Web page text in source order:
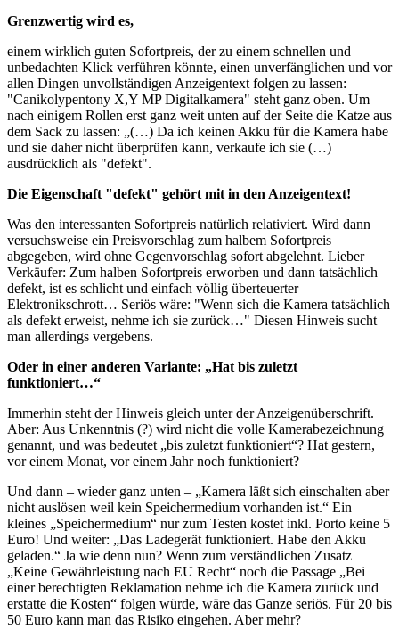
Grenzwertig wird es,
einem wirklich guten Sofortpreis, der zu einem schnellen und
unbedachten Klick verführen könnte, einen unverfänglichen und vor
allen Dingen unvollständigen Anzeigentext folgen zu lassen:
"Canikolypentony X,Y MP Digitalkamera" steht ganz oben. Um
nach einigem Rollen erst ganz weit unten auf der Seite die Katze aus
dem Sack zu lassen: „(…) Da ich keinen Akku für die Kamera habe
und sie daher nicht überprüfen kann, verkaufe ich sie (…)
ausdrücklich als "defekt".
Die Eigenschaft "defekt" gehört mit in den Anzeigentext!
Was den interessanten Sofortpreis natürlich relativiert. Wird dann
versuchsweise ein Preisvorschlag zum halbem Sofortpreis
abgegeben, wird ohne Gegenvorschlag sofort abgelehnt. Lieber
Verkäufer: Zum halben Sofortpreis erworben und dann tatsächlich
defekt, ist es schlicht und einfach völlig überteuerter
Elektronikschrott… Seriös wäre: "Wenn sich die Kamera tatsächlich
als defekt erweist, nehme ich sie zurück…" Diesen Hinweis sucht
man allerdings vergebens.
Oder in einer anderen Variante: „Hat bis zuletzt
funktioniert…“
Immerhin steht der Hinweis gleich unter der Anzeigenüberschrift.
Aber: Aus Unkenntnis (?) wird nicht die volle Kamerabezeichnung
genannt, und was bedeutet „bis zuletzt funktioniert“? Hat gestern,
vor einem Monat, vor einem Jahr noch funktioniert?
Und dann – wieder ganz unten – „Kamera läßt sich einschalten aber
nicht auslösen weil kein Speichermedium vorhanden ist.“ Ein
kleines „Speichermedium“ nur zum Testen kostet inkl. Porto keine 5
Euro! Und weiter: „Das Ladegerät funktioniert. Habe den Akku
geladen.“ Ja wie denn nun? Wenn zum verständlichen Zusatz
„Keine Gewährleistung nach EU Recht“ noch die Passage „Bei
einer berechtigten Reklamation nehme ich die Kamera zurück und
erstatte die Kosten“ folgen würde, wäre das Ganze seriös. Für 20 bis
50 Euro kann man das Risiko eingehen. Aber mehr?